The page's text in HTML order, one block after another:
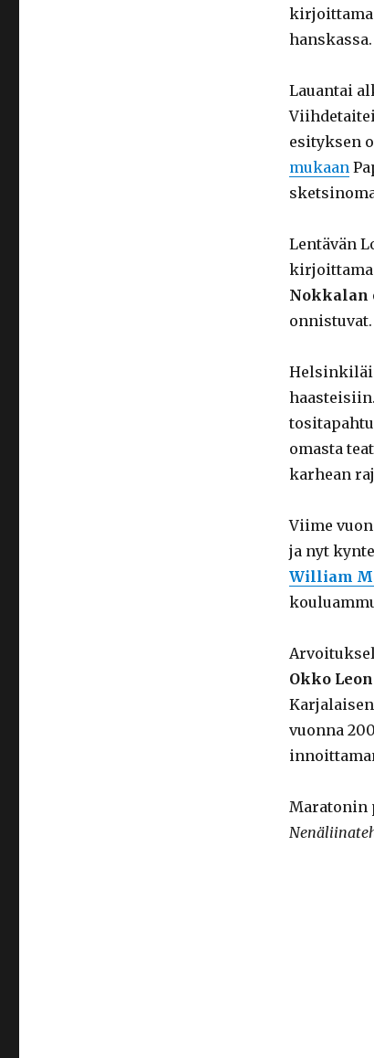
kirjoittama
hanskassa.
Lauantai
esityksen
mukaan
Lentävän
Nokkalan
onnistuvat.
haasteisiin.
omasta
karhean
Viime
ja nyt
William
Okko Leon
Karjalaisen
vuonna
Maratonin